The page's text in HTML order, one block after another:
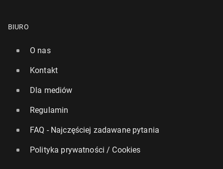
BIURO
O nas
Kontakt
Dla mediów
Regulamin
FAQ - Najczęściej zadawane pytania
Polityka prywatności / Cookies